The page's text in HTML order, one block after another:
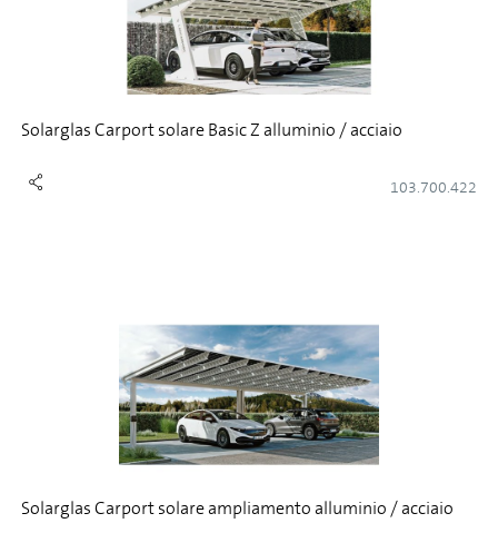
Solarglas Carport solare Basic Z alluminio / acciaio
103.700.422
Solarglas Carport solare ampliamento alluminio / acciaio